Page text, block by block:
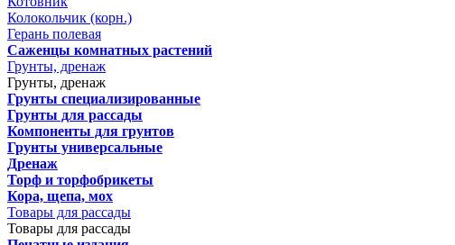
Колокольчик (корн.)
Герань полевая
Саженцы комнатных растений
Грунты, дренаж
Грунты, дренаж
Грунты специализированные
Грунты для рассады
Компоненты для грунтов
Грунты универсальные
Дренаж
Торф и торфобрикеты
Кора, щепа, мох
Товары для рассады
Товары для рассады